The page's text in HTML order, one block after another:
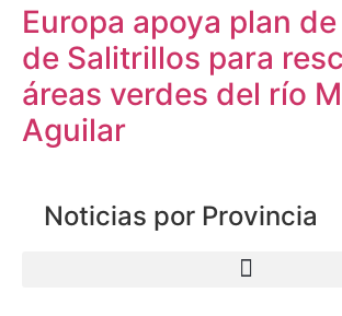
Europa apoya plan de
de Salitrillos para
áreas verdes del río
Aguilar
Noticias por Provincia